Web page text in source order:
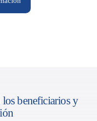
los beneficiarios y